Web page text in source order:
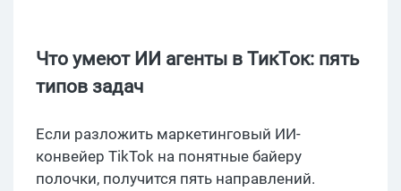
Что умеют ИИ агенты в ТикТок: пять
типов задач
Если разложить маркетинговый ИИ-
конвейер TikTok на понятные байеру
полочки, получится пять направлений.